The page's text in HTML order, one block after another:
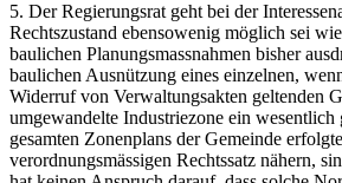
5. Der Regierungsrat geht bei der
Rechtszustand ebensowenig möglich sei
baulichen Planungsmassnahmen bisher
baulichen Ausnützung eines einzelnen,
Widerruf von Verwaltungsakten geltenden
umgewandelte Industriezone ein
gesamten Zonenplans der Gemeinde
verordnungsmässigen Rechtssatz nähern,